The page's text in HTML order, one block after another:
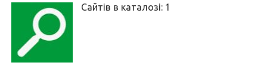
Сайтів в каталозі: 1